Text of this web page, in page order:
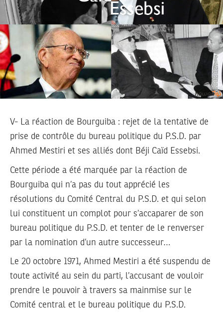
V- La réaction de Bourguiba : rejet de la tentative de
prise de contrôle du bureau politique du P.S.D. par
Ahmed Mestiri et ses alliés dont Béji Caïd Essebsi.
Cette période a été marquée par la réaction de
Bourguiba qui n’a pas du tout apprécié les
résolutions du Comité Central du P.S.D. et qui selon
lui constituent un complot pour s’accaparer de son
bureau politique du P.S.D. et tenter de le renverser
par la nomination d’un autre successeur…
Le 20 octobre 1971, Ahmed Mestiri a été suspendu de
toute activité au sein du parti, l’accusant de vouloir
prendre le pouvoir à travers sa mainmise sur le
Comité central et le bureau politique du P.S.D.